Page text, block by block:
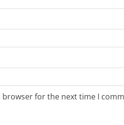
browser for the next time I